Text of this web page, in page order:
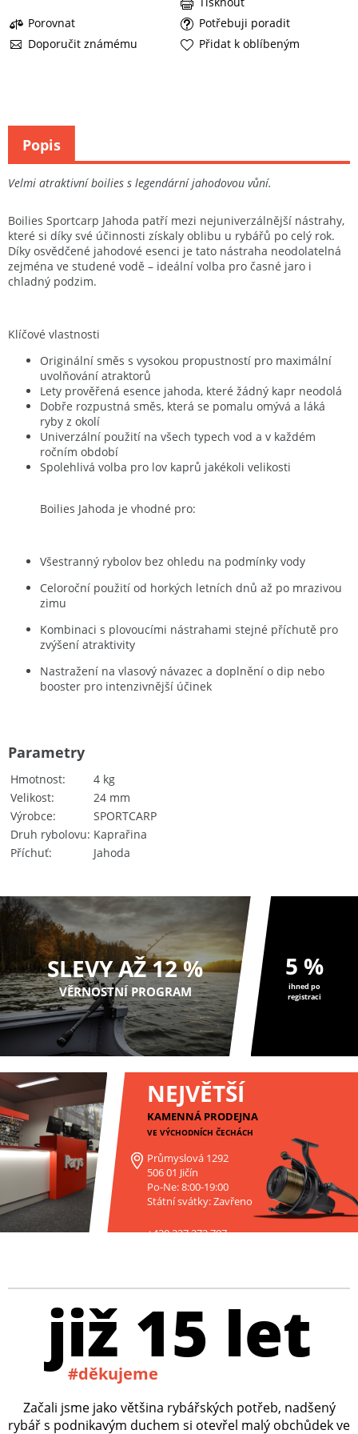
Porovnat
Potřebuji poradit
Doporučit známému
Přidat k oblíbeným
Velmi atraktivní boilies s legendární jahodovou vůní.
Boilies Sportcarp Jahoda patří mezi nejuniverzálnější nástrahy,
které si díky své účinnosti získaly oblibu u rybářů po celý rok.
Díky osvědčené jahodové esenci je tato nástraha neodolatelná
zejména ve studené vodě – ideální volba pro časné jaro i
chladný podzim.
Klíčové vlastnosti
Originální směs s vysokou propustností pro maximální
uvolňování atraktorů
Lety prověřená esence jahoda, které žádný kapr neodolá
Dobře rozpustná směs, která se pomalu omývá a láká
ryby z okolí
Univerzální použití na všech typech vod a v každém
ročním období
Spolehlivá volba pro lov kaprů jakékoli velikosti
Boilies Jahoda je vhodné pro:
Všestranný rybolov bez ohledu na podmínky vody
Celoroční použití od horkých letních dnů až po mrazivou
zimu
Kombinaci s plovoucími nástrahami stejné příchutě pro
zvýšení atraktivity
Nastražení na vlasový návazec a doplnění o dip nebo
booster pro intenzivnější účinek
Hmotnost
4 kg
Velikost
24 mm
Výrobce
SPORTCARP
Druh rybolovu Kaprařina
Příchuť
Jahoda
Parametry
Popis
SLEVY AŽ 12 %
VĚRNOSTNÍ PROGRAM
5 %
ihned po
registraci
NEJVĚTŠÍ
KAMENNÁ PRODEJNA
VE VÝCHODNÍCH ČECHÁCH
Průmyslová 1292
506 01 Jičín
Po-Ne: 8:00-19:00
Státní svátky: Zavřeno
+420 227 272 797
již 15 let
#děkujeme
Začali jsme jako většina rybářských potřeb, nadšený
rybář s podnikavým duchem si otevřel malý obchůdek ve